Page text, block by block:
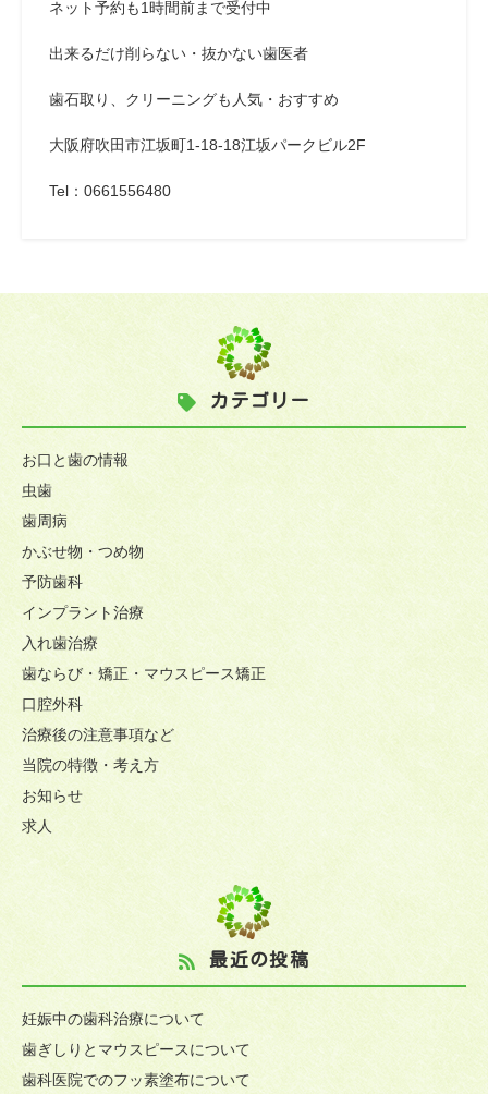
ネット予約も1時間前まで受付中
出来るだけ削らない・抜かない歯医者
歯石取り、クリーニングも人気・おすすめ
大阪府吹田市江坂町1-18-18江坂パークビル2F
Tel ： 0661556480
カテゴリー
お口と歯の情報
虫歯
歯周病
かぶせ物・つめ物
予防歯科
インプラント治療
入れ歯治療
歯ならび・矯正・マウスピース矯正
口腔外科
治療後の注意事項など
当院の特徴・考え方
お知らせ
求人
最近の投稿
妊娠中の歯科治療について
歯ぎしりとマウスピースについて
歯科医院でのフッ素塗布について